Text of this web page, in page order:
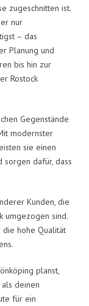
zugeschnitten ist.
nur
– das
Planung und
bis hin zur
Rostock
Gegenstände
modernster
sie einen
sorgen dafür, dass
Kunden, die
umgezogen sind.
hohe Qualität
planst,
deinen
für ein